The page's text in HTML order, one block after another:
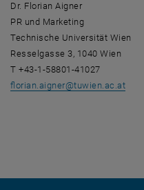
Dr. Florian Aigner
PR und Marketing
Technische Universität Wien
Resselgasse 3, 1040 Wien
T +43-1-58801-41027
florian.aigner@tuwien.ac.at